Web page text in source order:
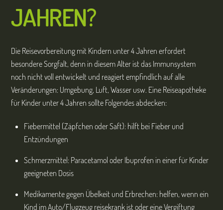
JAHREN?
Die Reisevorbereitung mit Kindern unter 4 Jahren erfordert
besondere Sorgfalt, denn in diesem Alter ist das Immunsystem
noch nicht voll entwickelt und reagiert empfindlich auf alle
Veränderungen: Umgebung, Luft, Wasser usw. Eine Reiseapotheke
für Kinder unter 4 Jahren sollte Folgendes abdecken:
Fiebermittel (Zäpfchen oder Saft): hilft bei Fieber und
Entzündungen
Schmerzmittel: Paracetamol oder Ibuprofen in einer für Kinder
geeigneten Dosis
Medikamente gegen Übelkeit und Erbrechen: helfen, wenn ein
Kind im Auto/Flugzeug reisekrank ist oder eine Vergiftung